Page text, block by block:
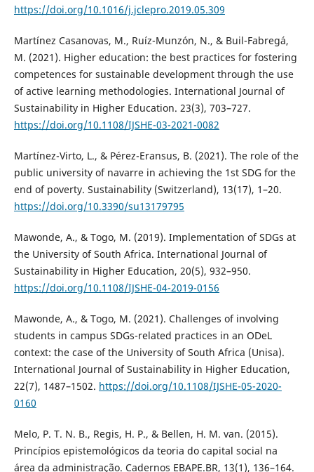
https://doi.org/10.1016/j.jclepro.2019.05.309
Martínez Casanovas, M., Ruíz-Munzón, N., & Buil-Fabregá,
M. (2021). Higher education: the best practices for fostering
competences for sustainable development through the use
of active learning methodologies. International Journal of
Sustainability in Higher Education. 23(3), 703–727.
https://doi.org/10.1108/IJSHE-03-2021-0082
Martínez-Virto, L., & Pérez-Eransus, B. (2021). The role of the
public university of navarre in achieving the 1st SDG for the
end of poverty. Sustainability (Switzerland), 13(17), 1–20.
https://doi.org/10.3390/su13179795
Mawonde, A., & Togo, M. (2019). Implementation of SDGs at
the University of South Africa. International Journal of
Sustainability in Higher Education, 20(5), 932–950.
https://doi.org/10.1108/IJSHE-04-2019-0156
Mawonde, A., & Togo, M. (2021). Challenges of involving
students in campus SDGs-related practices in an ODeL
context: the case of the University of South Africa (Unisa).
International Journal of Sustainability in Higher Education,
22(7), 1487–1502. https://doi.org/10.1108/IJSHE-05-2020-
0160
Melo, P. T. N. B., Regis, H. P., & Bellen, H. M. van. (2015).
Princípios epistemológicos da teoria do capital social na
área da administração. Cadernos EBAPE.BR, 13(1), 136–164.